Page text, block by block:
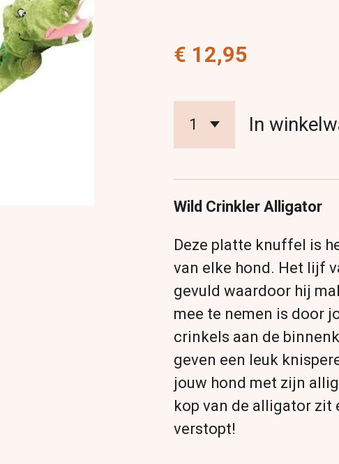
€ 12,95
In
Wild Crinkler Alligator
Deze platte knuffel is
van elke hond. Het lijf
gevuld waardoor hij
mee te nemen is door
crinkels aan de
geven een leuk
jouw hond met zijn
kop van de alligator zit
verstopt!